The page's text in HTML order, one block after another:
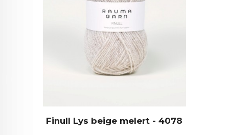
Finull Lys beige melert - 4078